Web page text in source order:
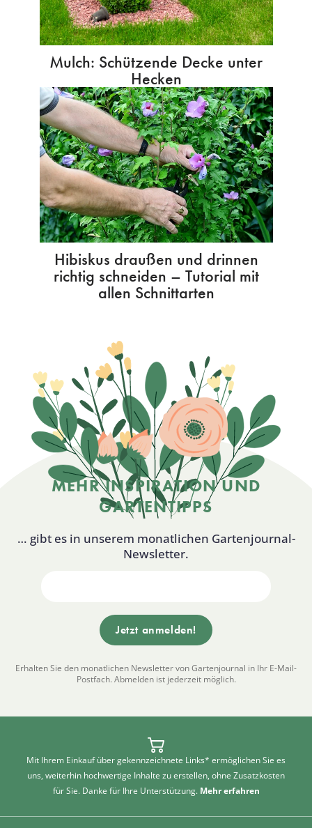
Mulch: Schützende Decke unter
Hecken
Hibiskus draußen und drinnen
richtig schneiden – Tutorial mit
allen Schnittarten
MEHR INSPIRATION UND
GARTENTIPPS
… gibt es in unserem monatlichen Gartenjournal-
Newsletter.
Erhalten Sie den monatlichen Newsletter von Gartenjournal in Ihr E-Mail-
Postfach. Abmelden ist jederzeit möglich.
Mit Ihrem Einkauf über gekennzeichnete Links* ermöglichen Sie es
uns, weiterhin hochwertige Inhalte zu erstellen, ohne Zusatzkosten
für Sie. Danke für Ihre Unterstützung. Mehr erfahren